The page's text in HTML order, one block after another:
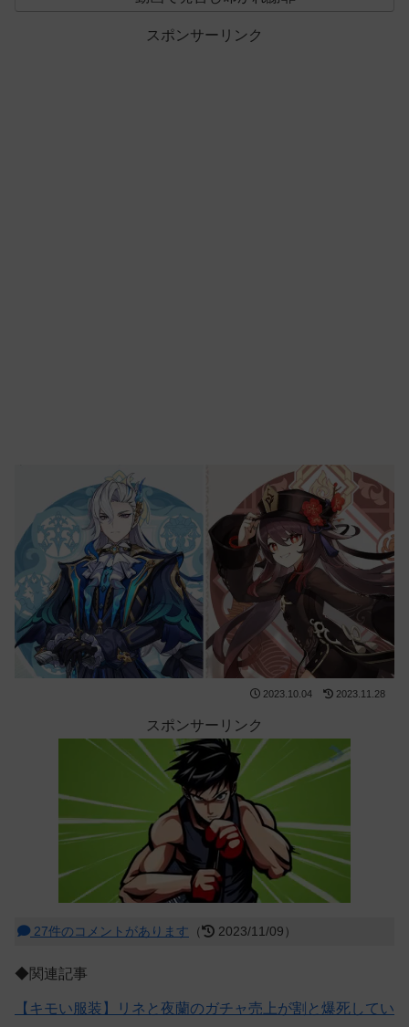
スポンサーリンク
2023.10.04 2023.11.28
スポンサーリンク
27件のコメントがあります （ 2023/11/09）
◆関連記事
【キモい服装】リネと夜蘭のガチャ売上が割と爆死してい